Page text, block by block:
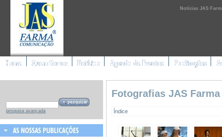
Notícias JAS
pesquisa avançada
Fotografias JAS
Índice